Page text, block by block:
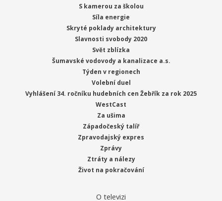
S kamerou za školou
Síla energie
Skryté poklady architektury
Slavnosti svobody 2020
Svět zblízka
Šumavské vodovody a kanalizace a.s.
Týden v regionech
Volební duel
Vyhlášení 34. ročníku hudebních cen Žebřík za rok 2025
WestCast
Za ušima
Západočeský talíř
Zpravodajský expres
Zprávy
Ztráty a nálezy
Život na pokračování
O televizi